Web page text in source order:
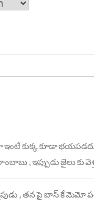
ఇంటి కుక్క కూడా
, ఇప్పుడు జైలు కు
, తన పై బాస్ కే మెమో